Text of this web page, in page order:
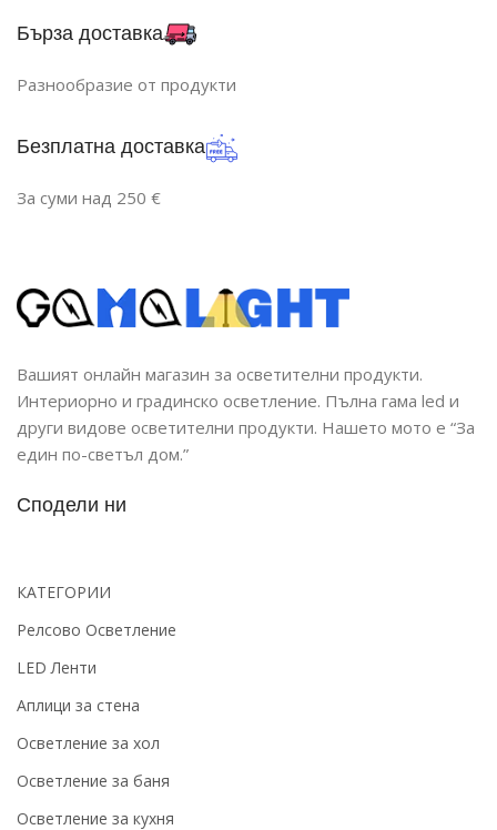
Бърза доставка
Разнообразие от продукти
Безплатна доставка
За суми над 250 €
Вашият онлайн магазин за осветителни продукти.
Интериорно и градинско осветление. Пълна гама led и
други видове осветителни продукти. Нашето мото е “За
един по-светъл дом.”
Сподели ни
КАТЕГОРИИ
Релсово Осветление
LED Ленти
Аплици за стена
Осветление за хол
Осветление за баня
Осветление за кухня